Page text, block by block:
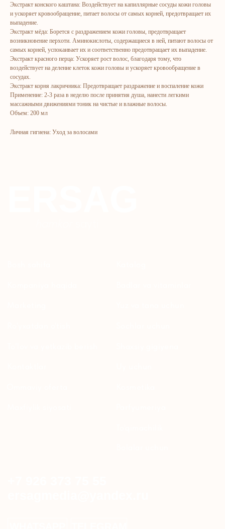
Экстракт конского каштана: Воздействует на капиллярные сосуды кожи головы
и ускоряет кровообращение, питает волосы от самых корней, предотвращает их
выпадение.
Экстракт мёда: Борется с раздражением кожи головы, предотвращает
возникновение перхоти. Аминокислоты, содержащиеся в ней, питают волосы от
самых корней, успокаивает их и соответственно предотвращает их выпадение.
Экстракт красного перца: Ускоряет рост волос, благодаря тому, что
воздействует на деление клеток кожи головы и ускоряет кровообращение в
сосудах.
Экстракт корня лакричника: Предотвращает раздражение и воспаление кожи
Применение: 2-3 раза в неделю после принятия душа, нанести легкими
массажными движениями тоник на чистые и влажные волосы.
Объем: 200 мл
Личная гигиена: Уход за волосами
Bosh sahifa
Kompaniya haqida
Kontaktlar
Marketing
Badlar va vitaminlar
Yuz va tana uchun
Uy uchun
Sochlar uchun
Kosmetika
To'qimachilik
Ro'yxatdan o'tish
To‘lov va yetkazib berish
Ommaviy oferta